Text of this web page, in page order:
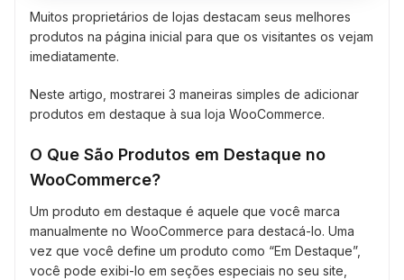
Muitos proprietários de lojas destacam seus melhores
produtos na página inicial para que os visitantes os vejam
imediatamente.
Neste artigo, mostrarei 3 maneiras simples de adicionar
produtos em destaque à sua loja WooCommerce.
O Que São Produtos em Destaque no
WooCommerce?
Um produto em destaque é aquele que você marca
manualmente no WooCommerce para destacá-lo. Uma
vez que você define um produto como “Em Destaque”,
você pode exibi-lo em seções especiais no seu site,